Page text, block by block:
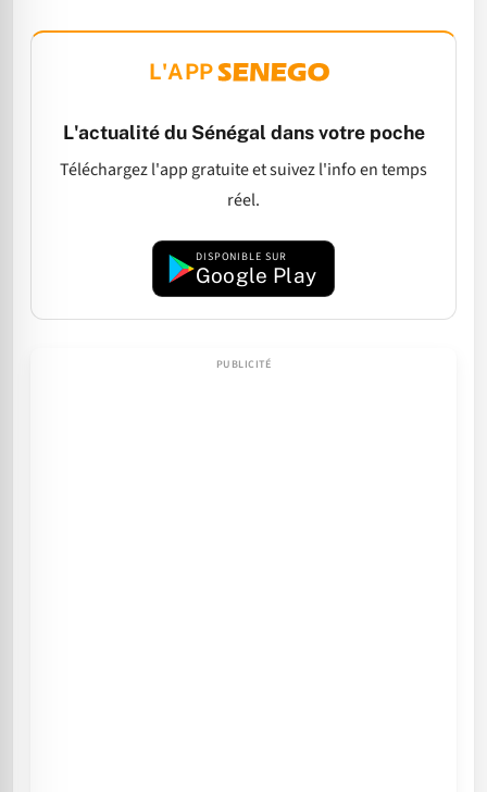
L'APP
L'actualité du Sénégal dans votre poche
Téléchargez l'app gratuite et suivez l'info en temps
réel.
DISPONIBLE SUR
Google Play